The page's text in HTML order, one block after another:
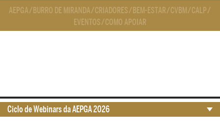
AEPGA/ BURRO DE MIRANDA/CRIADORES/ BEM-ESTAR/CVBM/CALP/
EVENTOS/COMO APOIAR
Ciclo de Webinars da AEPGA 2026